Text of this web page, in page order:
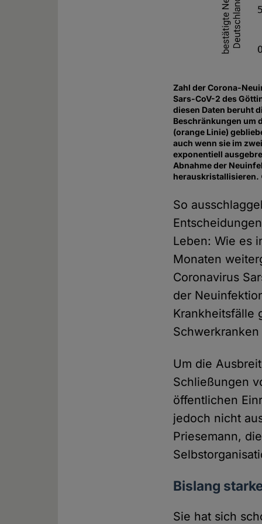
Zahl der Corona-
Sars-CoV-2 des
diesen Daten beruht
Beschränkungen um
(orange Linie)
auch wenn sie im
exponentiell
Abnahme der
herauskristallisieren.
So
Leben: Wie es
Monaten
Coronavirus
der
Krankheitsfälle
Um die
Schließungen
öffentlichen
jedoch nicht
Priesemann,
Bislang
Sie hat sich